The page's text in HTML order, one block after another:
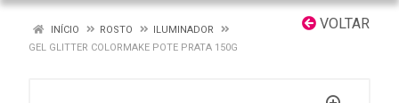
VOLTAR
INÍCIO ROSTO
ILUMINADOR
GEL GLITTER COLORMAKE POTE PRATA 150G